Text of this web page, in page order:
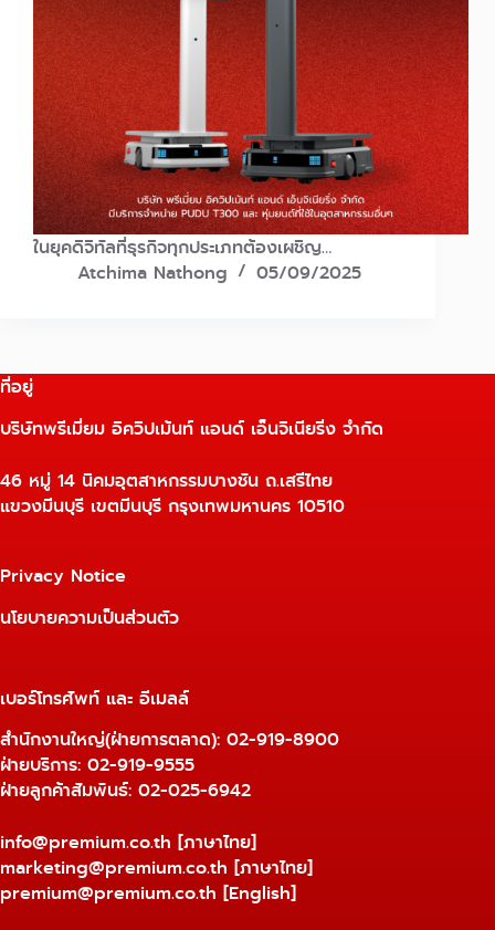
ในยุคดิจิทัลที่ธุรกิจทุกประเภทต้องเผชิญ…
Atchima Nathong
05/09/2025
ที่อยู่
บริษัทพรีเมี่ยม อิควิปเม้นท์ แอนด์ เอ็นจิเนียริ่ง จำกัด
46 หมู่ 14 นิคมอุตสาหกรรมบางชัน ถ.เสรีไทย
แขวงมีนบุรี เขตมีนบุรี กรุงเทพมหานคร 10510
Privacy Notice
นโยบายความเป็นส่วนตัว
เบอร์โทรศัพท์ และ อีเมลล์
สำนักงานใหญ่(ฝ่ายการตลาด): 02-919-8900
ฝ่ายบริการ: 02-919-9555
ฝ่ายลูกค้าสัมพันธ์: 02-025-6942
info@premium.co.th [ภาษาไทย]
marketing@premium.co.th [ภาษาไทย]
premium@premium.co.th [English]